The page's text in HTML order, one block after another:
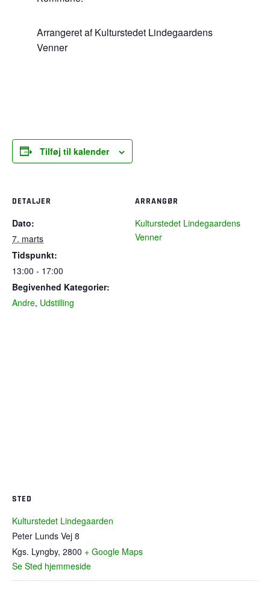
Arrangeret af Kulturstedet Lindegaardens
Venner
Tilføj til kalender
DETALJER
Dato:
7. marts
Tidspunkt:
13:00 - 17:00
Begivenhed Kategorier:
Andre, Udstilling
ARRANGØR
Kulturstedet Lindegaardens
Venner
STED
Kulturstedet Lindegaarden
Peter Lunds Vej 8
Kgs. Lyngby, 2800 + Google Maps
Se Sted hjemmeside